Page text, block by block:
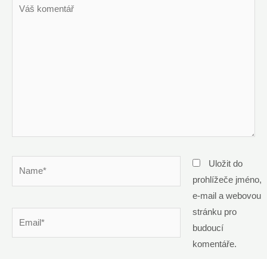
Uložit do
prohlížeče jméno,
e-mail a webovou
stránku pro
budoucí
komentáře.